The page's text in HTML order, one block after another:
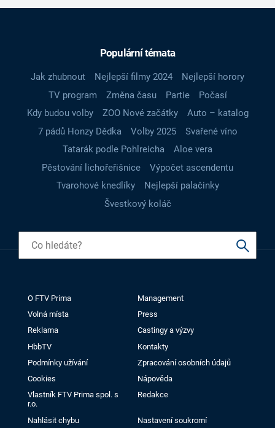
Populární témata
Jak zhubnout Nejlepší filmy 2024
Nejlepší horory
TV program
Změna času Partie
Počasí
Kdy budou volby
ZOO Nové začátky
Auto – katalog
7 pádů Honzy Dědka
Volby 2025
Svařené víno
Tatarák podle Pohlreicha
Aloe vera
Pěstování lichořeřišnice
Výpočet ascendentu
Tvarohové knedlíky
Nejlepší palačinky
Švestkový koláč
O FTV Prima
Management
Volná místa
Press
Reklama
Castingy a výzvy
HbbTV
Kontakty
Podmínky užívání
Zpracování osobních údajů
Cookies
Nápověda
Vlastník FTV Prima spol. s
r.o.
Redakce
Nahlásit chybu Nastavení soukromí